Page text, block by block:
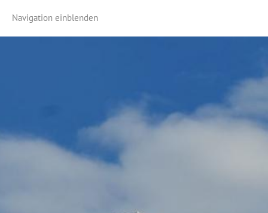
Navigation einblenden